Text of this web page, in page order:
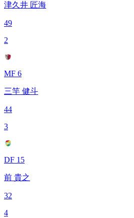
津久井 匠海
49
2
MF 6
三竿 健斗
44
3
DF 15
前 貴之
32
4